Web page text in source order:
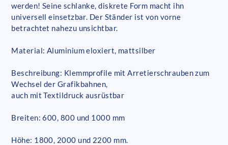
werden! Seine schlanke, diskrete Form macht ihn
universell einsetzbar. Der Ständer ist von vorne
betrachtet nahezu unsichtbar.
Material: Aluminium eloxiert, mattsilber
Beschreibung: Klemmprofile mit Arretierschrauben zum
Wechsel der Grafikbahnen,
auch mit Textildruck ausrüstbar
Breiten: 600, 800 und 1000 mm
Höhe: 1800, 2000 und 2200 mm.